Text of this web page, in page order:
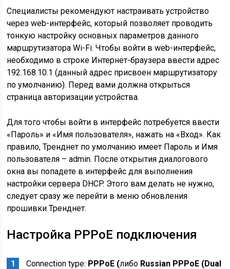
Специалисты рекомендуют настраивать устройство
через web-интерфейс, который позволяет проводить
тонкую настройку основных параметров данного
маршрутизатора Wi-Fi. Чтобы войти в web-интерфейс,
необходимо в строке Интернет-браузера ввести адрес
192.168.10.1 (данный адрес присвоен маршрутизатору
по умолчанию). Перед вами должна открыться
страница авторизации устройства.
Для того чтобы войти в интерфейс потребуется ввести
«Пароль» и «Имя пользователя», нажать на «Вход». Как
правило, Тренднет по умолчанию имеет Пароль и Имя
пользователя – admin. После открытия диалогового
окна вы попадете в интерфейс для выполнения
настройки сервера DHCP. Этого вам делать не нужно,
следует сразу же перейти в меню обновления
прошивки Тренднет.
Настройка PPPoE подключения
Connection type: PPPoE (либо Russian PPPoE (Dual